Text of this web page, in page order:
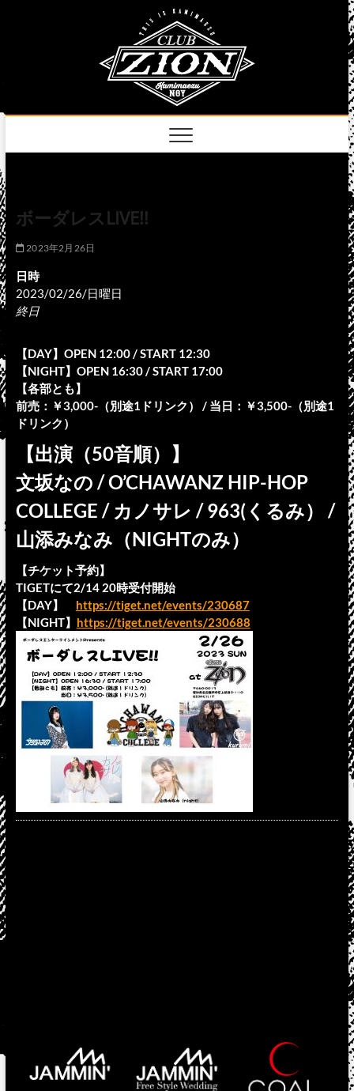
ボーダレスLIVE!!
2023年2月26日
日時
2023/02/26/日曜日
終日
【DAY】OPEN 12:00 / START 12:30
【NIGHT】OPEN 16:30 / START 17:00
【各部とも】
前売：￥3,000-（別途1ドリンク） / 当日：￥3,500-（別途1
ドリンク）
【出演（50音順）】
文坂なの / O’CHAWANZ HIP-HOP
COLLEGE / カノサレ / 963(くるみ） /
山添みなみ（NIGHTのみ）
【チケット予約】
TIGETにて2/14 20時受付開始
【DAY】 https://tiget.net/events/230687
【NIGHT】 https://tiget.net/events/230688